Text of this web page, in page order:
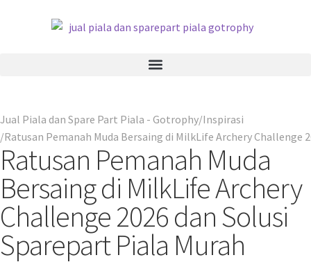
Jual Piala dan Spare Part Piala - Gotrophy Inspirasi
Ratusan Pemanah Muda Bersaing di MilkLife Archery
Ratusan Pemanah Muda
Bersaing di MilkLife Archery
Challenge 2026 dan Solusi
Sparepart Piala Murah